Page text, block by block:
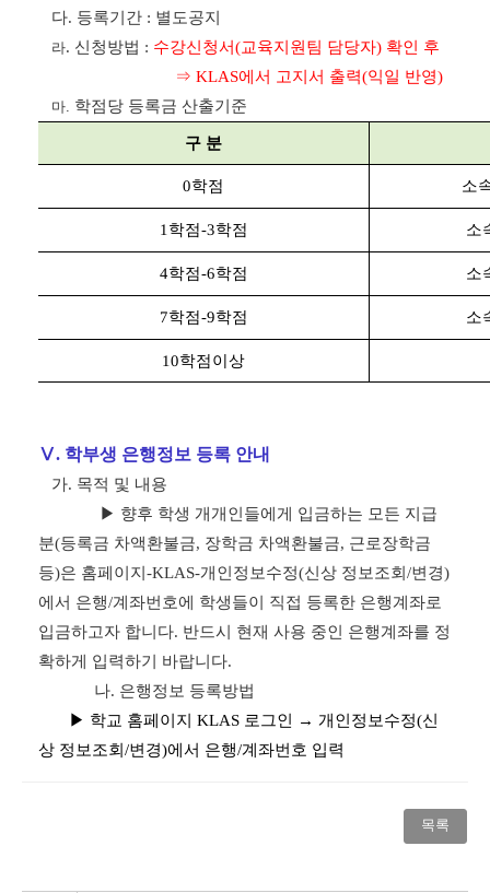
다. 등록기간 : 별도공지
라. 신청방법 : 수강신청서(교육지원팀 담당자) 확인 후
⇒KLAS에서 고지서 출력(익일 반영)
마. 학점당 등록금 산출기준
구 분
0학점 소
1 학점-3학점 소
4학점-6학점 소
7학점-9학점 소
10학점이상
Ⅴ. 학부생 은행정보 등록 안내
가. 목적 및 내용
▶ 향후 학생 개개인들에게 입금하는 모든 지급
분(등록금 차액환불금, 장학금 차액환불금, 근로장학금
등)은 홈페이지 -KLAS-개인정보수정(신상 정보조회 /변경)
에서 은행/계좌번호에 학생들이 직접 등록한 은행계좌로
입금하고자 합니다. 반드시 현재 사용 중인 은행계좌를 정
확하게 입력하기 바랍니다.
나. 은행정보 등록방법
▶ 학교 홈페이지 KLAS 로그인 → 개인정보수정(신
상 정보조회 /변경)에서 은행/계좌번호 입력
목록